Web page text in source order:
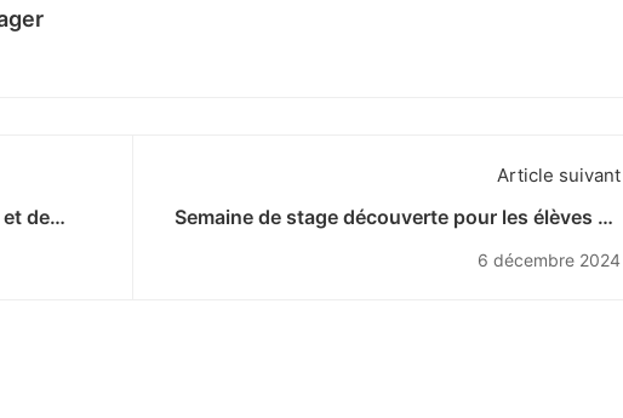
et de
Article suivant
Semaine de stage découverte pour les élèves de
6 décembre 2024